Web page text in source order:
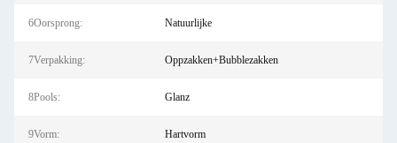
6Oorsprong: Natuurlijke
7Verpakking: Oppzakken+Bubblezakken
8Pools: Glanz
9Vorm: Hartvorm